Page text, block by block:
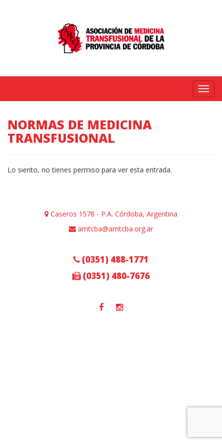
Menú
NORMAS DE MEDICINA
TRANSFUSIONAL
Lo siento, no tienes permiso para ver esta entrada.
Caseros 1578 - P.A. Córdoba, Argentina
amtcba@amtcba.org.ar
(0351) 488-1771
(0351) 480-7676